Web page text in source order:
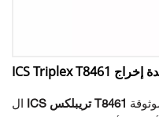
ICS تريبلكس T8461